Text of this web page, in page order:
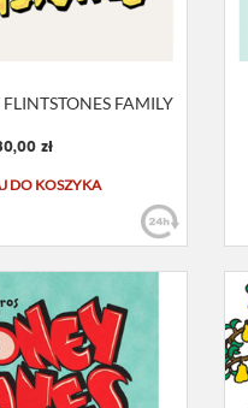
FAMILY
zł
DO KOSZYKA